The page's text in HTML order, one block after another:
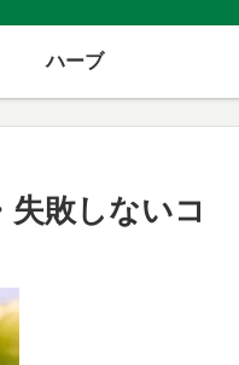
ハーブ
敗しないコ